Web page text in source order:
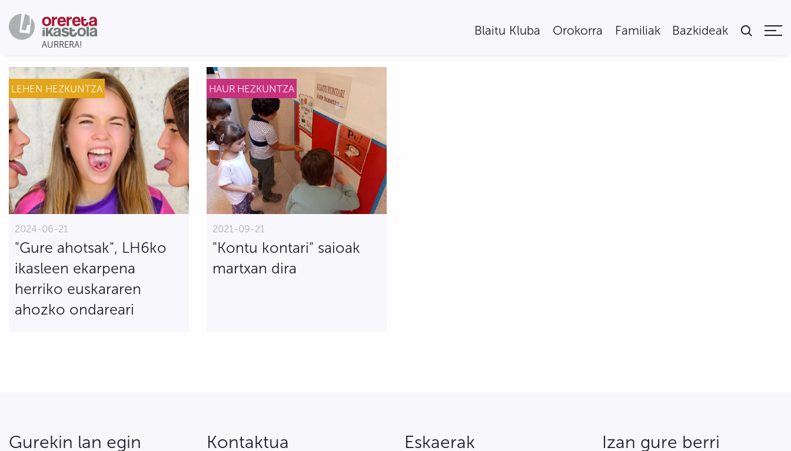
Blaitu Kluba Orokorra Familiak Bazkideak
LEHEN HEZKUNTZA
2024-06-21
"Gure ahotsak", LH6ko
ikasleen ekarpena
herriko euskararen
ahozko ondareari
HAUR HEZKUNTZA
2021-09-21
"Kontu kontari" saioak
martxan dira
Gurekin lan egin Kontaktua Eskaerak Izan gure berri